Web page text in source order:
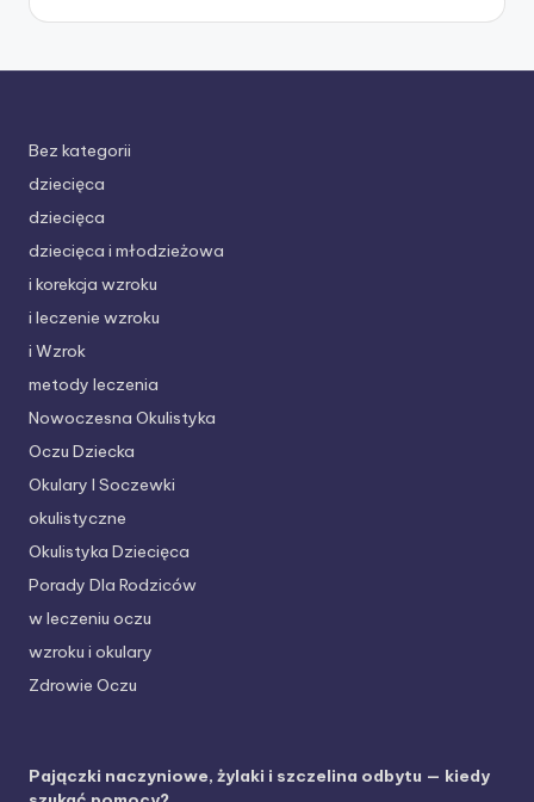
Bez kategorii
dziecięca
dziecięca
dziecięca i młodzieżowa
i korekcja wzroku
i leczenie wzroku
i Wzrok
metody leczenia
Nowoczesna Okulistyka
Oczu Dziecka
Okulary I Soczewki
okulistyczne
Okulistyka Dziecięca
Porady Dla Rodziców
w leczeniu oczu
wzroku i okulary
Zdrowie Oczu
Pajączki naczyniowe, żylaki i szczelina odbytu — kiedy